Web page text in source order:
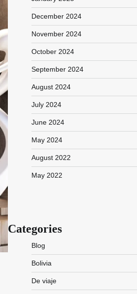
December 2024
November 2024
October 2024
September 2024
August 2024
July 2024
June 2024
May 2024
August 2022
May 2022
Categories
Blog
Bolivia
De viaje